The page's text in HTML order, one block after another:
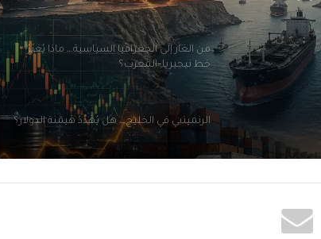
خط نيجيريا–المغرب؟
الرنمينبي في الخليج… هل يُهَدِّدُ هَيمَنَةَ الدولار؟
ميناء ينبع السعودي: بوّابة بديلة لمضيق
هرمز… لكن البحر الأحمر ليس أكثر أمانًا